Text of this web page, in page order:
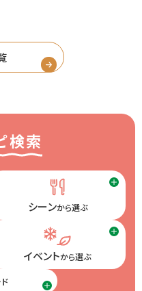
検索
シーンから選ぶ
イベントから選ぶ